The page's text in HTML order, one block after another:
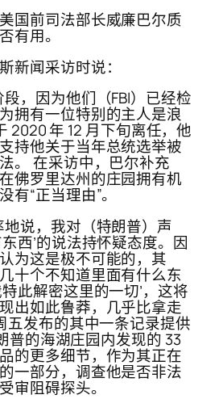
国前司法部长威廉巴尔质
有用。
新闻采访时说：
，因为他们（FBI）已经检
拥有一位特别的主人是浪
2020 年 12 月下旬离任，他
持他关于当年总统选举被
。 在采访中，巴尔补充
佛罗里达州的庄园拥有机
有“正当理由”。
地说，我对（特朗普）声
西’的说法持怀疑态度。因
为这是极不可能的，其
十个不知道里面有什么东
此解密这里的一切’，这将
出如此鲁莽，几乎比拿走
五发布的其中一条记录提供
普的海湖庄园内发现的 33
的更多细节，作为其正在
一部分，调查他是否非法
审阻碍探头。